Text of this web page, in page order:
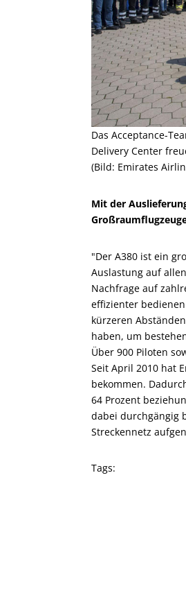
Das Acceptance-
Delivery Center
(Bild: Emirates
Mit der
"Der A380 ist ein
Auslastung auf
Nachfrage auf
effizienter
kürzeren
haben, um
Über 900 Piloten
Seit April 2010 hat
bekommen.
64 Prozent
dabei durchgängig
Streckennetz
Tags: